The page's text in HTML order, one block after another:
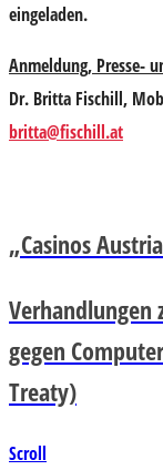
eingeladen.
Anmeldung, Presse-
Dr. Britta Fischill,
britta@fischill.at
„Casinos
Verhandlungen
gegen
Treaty)
Scroll